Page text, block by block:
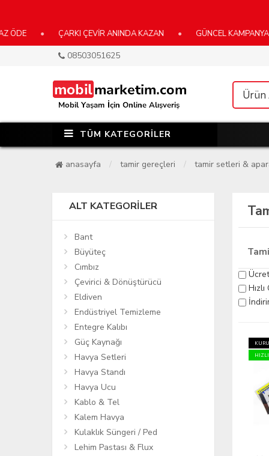
• ÇARKI ÇEVİR ANINDA KAZAN • GÜNCEL KAMPANYALARIMIZ
08503051625
TÜM KATEGORİLER
anasayfa tamir gereçleri tamir setleri &
ALT KATEGORILER
Bant
Büyüteç
Cımbız
Çevirici & Dönüştürücü
Eldiven
Endüstriyel Temizleme
Entegre Kalıbı
Güç Kaynağı
Havya Setleri
Havya Standı
Havya Ucu
Kablo & Tel
Kalem Havya
Kulaklık Süngeri / Ped
Lehim Pastası & Flux
HIZLI